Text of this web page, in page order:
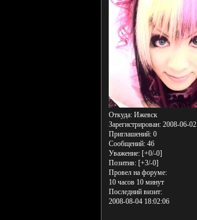
Откуда:Ижевск
Зарегистрирован: 2008-06-02
Приглашений:0
Сообщений:46
Уважение: [+0/-0]
Позитив: [+3/-0]
Провел на форуме:
10 часов 10 минут
Последний визит:
2008-08-04 18:02:06